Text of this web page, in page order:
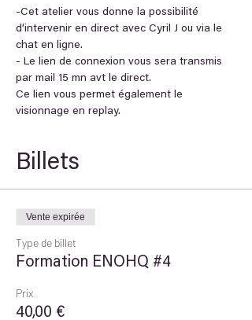
-Cet atelier vous donne la possibilité
d’intervenir en direct avec Cyril J ou via le
chat en ligne.
- Le lien de connexion vous sera transmis
par mail 15 mn avt le direct.
Ce lien vous permet également le
visionnage en replay.
Billets
Vente expirée
Type de billet
Formation ENOHQ #4
Prix
40,00 €